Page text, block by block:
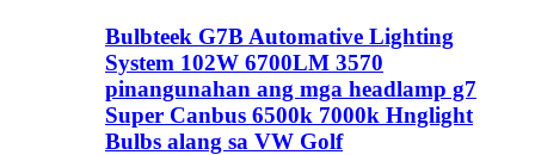
Bulbteek G7B Automative Lighting
System 102W 6700LM 3570
pinangunahan ang mga headlamp g7
Super Canbus 6500k 7000k Hnglight
Bulbs alang sa VW Golf